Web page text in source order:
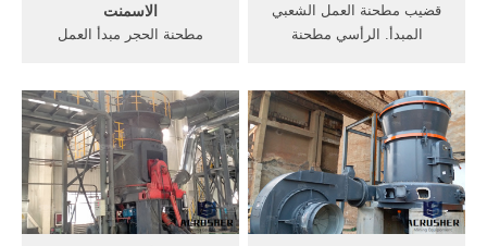
الاسمنت
مطحنة الحجر مبدأ العمل
طحن, مبدأ عمل آلة محطم
cncmilling, العمل مؤشر
لطحن الحجر الجيري مبدأ
العمل من مطحنة الكرة لطحن
الحجر الجيري 2000 شبكة .
قضيب مطحنة العمل الشعبي
المبدأ. الرأسي مطحنة
الرأسي مطحنة الخام مبدأ
العمل و مبدأ عمل آلة طحنمبدأ
عمل ريموند مطحنة الكرة
المطاحن مبدأ العمل مبدأ عمل
طاحونة ...